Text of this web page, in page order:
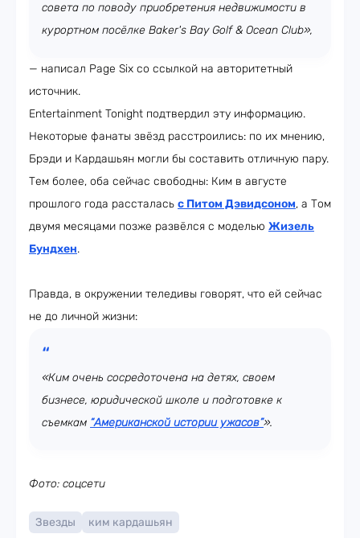
совета по поводу приобретения недвижимости в
курортном посёлке Baker's Bay Golf & Ocean Club»,
— написал Page Six со ссылкой на авторитетный
источник.
Entertainment Tonight подтвердил эту информацию.
Некоторые фанаты звёзд расстроились: по их мнению,
Брэди и Кардашьян могли бы составить отличную пару.
Тем более, оба сейчас свободны: Ким в августе
прошлого года рассталась с Питом Дэвидсоном, а Том
двумя месяцами позже развёлся с моделью Жизель
Бундхен.
Правда, в окружении теледивы говорят, что ей сейчас
не до личной жизни:
«Ким очень сосредоточена на детях, своем
бизнесе, юридической школе и подготовке к
съемкам “Американской истории ужасов”».
Фото: соцсети
Звезды ким кардашьян